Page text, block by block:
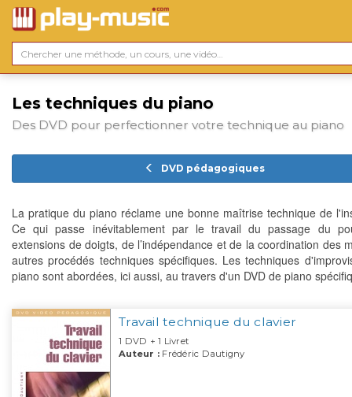
Les techniques du piano
Des DVD pour perfectionner votre technique au piano
DVD pédagogiques
La pratique du piano réclame une bonne maîtrise technique de
Ce qui passe inévitablement par le travail du passage du
extensions de doigts, de l’indépendance et de la coordination des
autres procédés techniques spécifiques. Les techniques
piano sont abordées, ici aussi, au travers d'un DVD de piano
Travail technique du clavier
1 DVD + 1 Livret
Auteur : Frédéric Dautigny